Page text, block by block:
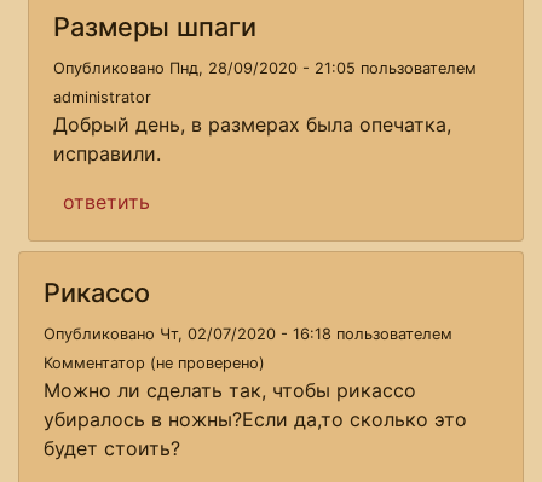
Размеры шпаги
Опубликовано Пнд, 28/09/2020 - 21:05 пользователем
administrator
Добрый день, в размерах была опечатка,
исправили.
ответить
Рикассо
Опубликовано Чт, 02/07/2020 - 16:18 пользователем
Комментатор (не проверено)
Можно ли сделать так, чтобы рикассо
убиралось в ножны?Если да,то сколько это
будет стоить?